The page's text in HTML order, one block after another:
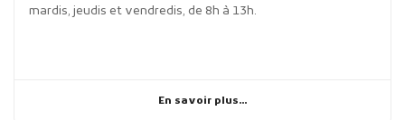
mardis, jeudis et vendredis, de 8h à 13h.
En savoir plus...